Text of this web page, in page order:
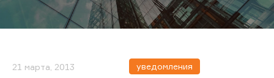
21 марта, 2013 уведомления